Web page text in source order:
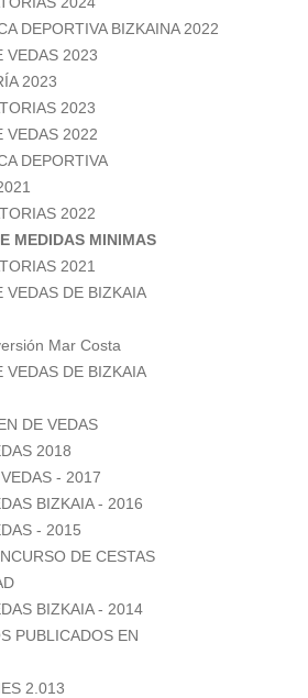
DEPORTIVA BIZKAINA 2022
VEDAS 2023
2023
2023
VEDAS 2022
DEPORTIVA
2022
MEDIDAS MINIMAS
2021
VEDAS DE BIZKAIA
Mar Costa
VEDAS DE BIZKAIA
DE VEDAS
2018
- 2017
BIZKAIA - 2016
- 2015
DE CESTAS
BIZKAIA - 2014
PUBLICADOS EN
2.013